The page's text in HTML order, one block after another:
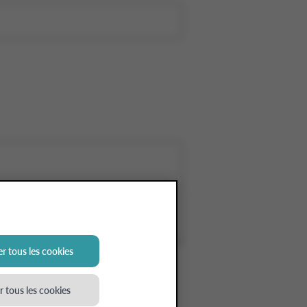
entrepreneurs
tous les cookies
tous les cookies